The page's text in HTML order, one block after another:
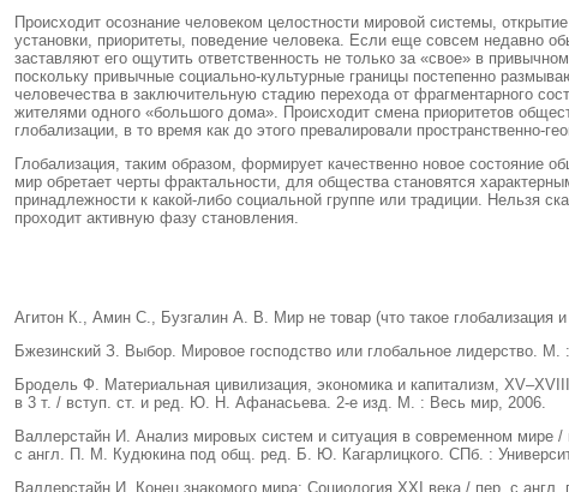
Происходит осознание человеком целостности мировой системы,
установки, приоритеты, поведение человека. Если еще совсем недавно
заставляют его ощутить ответственность не только за «свое» в
поскольку привычные социально-культурные границы постепенно
человечества в заключительную стадию перехода от фрагментарного
жителями одного «большого дома». Происходит смена приоритетов
глобализации, в то время как до этого превалировали пространственно-
Глобализация, таким образом, формирует качественно новое
мир обретает черты фрактальности, для общества становятся
принадлежности к какой-либо социальной группе или традиции. Нельзя
проходит активную фазу становления.
Агитон К., Амин С., Бузгалин А. В. Мир не товар (что такое глобализация
Бжезинский З. Выбор. Мировое господство или глобальное лидерство.
Бродель Ф. Материальная цивилизация, экономика и капитализм,
в 3 т. / вступ. ст. и ред. Ю. Н. Афанасьева. 2-е изд. М. : Весь мир, 2006.
Валлерстайн И. Анализ мировых систем и ситуация в современном мире /
с англ. П. М. Кудюкина под общ. ред. Б. Ю. Кагарлицкого. СПб. :
Валлерстайн И Конец знакомого мира: Социология XXI века / пер. с